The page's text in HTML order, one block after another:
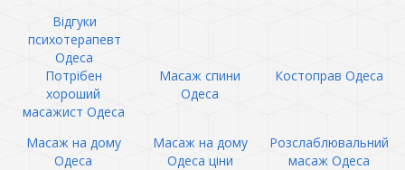
Відгуки
психотерапевт
Одеса
Потрібен
хороший
масажист Одеса
Масаж спини
Одеса
Костоправ Одеса
Масаж на дому
Одеса
Масаж на дому
Одеса ціни
Розслаблювальний
масаж Одеса